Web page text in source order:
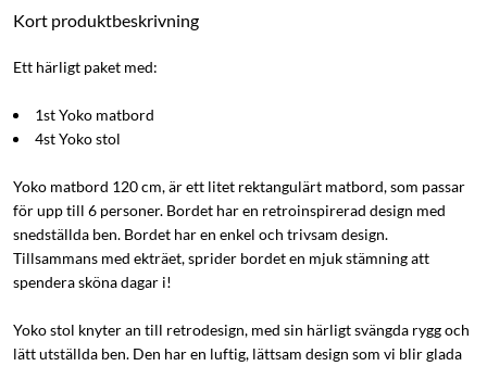
Kort produktbeskrivning
Ett härligt paket med:
1st Yoko matbord
4st Yoko stol
Yoko matbord 120 cm, är ett litet rektangulärt matbord, som passar
för upp till 6 personer. Bordet har en retroinspirerad design med
snedställda ben. Bordet har en enkel och trivsam design.
Tillsammans med ekträet, sprider bordet en mjuk stämning att
spendera sköna dagar i!
Yoko stol knyter an till retrodesign, med sin härligt svängda rygg och
lätt utställda ben. Den har en luftig, lättsam design som vi blir glada